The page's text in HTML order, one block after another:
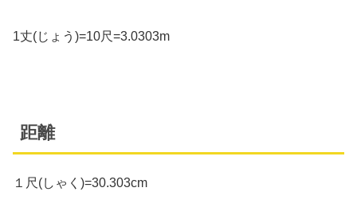
1丈(じょう)=10尺=3.0303m
距離
１尺(しゃく)=30.303cm